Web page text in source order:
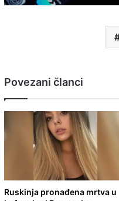
Povezani članci
Ruskinja pronađena mrtva u